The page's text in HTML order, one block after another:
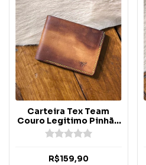
Carteira Tex Team
Couro Legitimo Pinhão
costura Verde
R$159,90